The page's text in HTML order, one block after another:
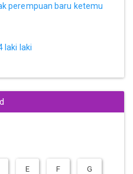
perempuan baru ketemu
laki laki
E F G